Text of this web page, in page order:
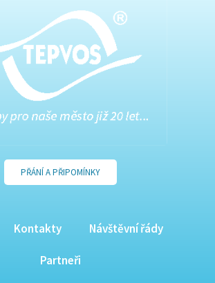
PŘÁNÍ A PŘIPOMÍNKY
Kontakty Návštěvní řády
Partneři